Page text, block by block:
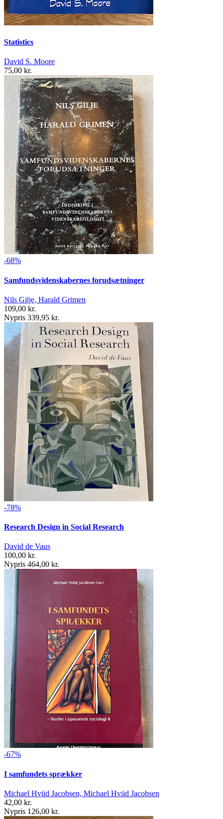
Statistics
David S. Moore
75,00 kr.
-68%
Samfundsvidenskabernes forudsætninger
Nils Gilje, Harald Grimen
109,00 kr.
Nypris 339,95 kr.
-78%
Research Design in Social Research
David de Vaus
100,00 kr.
Nypris 464,00 kr.
-67%
I samfundets sprækker
Michael Hviid Jacobsen, Michael Hviid Jacobsen
42,00 kr.
Nypris 126,00 kr.